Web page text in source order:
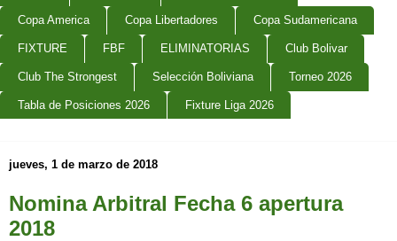
Copa America Copa Libertadores Copa Sudamericana
FIXTURE FBF ELIMINATORIAS Club Bolivar
Club The Strongest Selección Boliviana Torneo 2026
Tabla de Posiciones 2026 Fixture Liga 2026
jueves, 1 de marzo de 2018
Nomina Arbitral Fecha 6 apertura
2018